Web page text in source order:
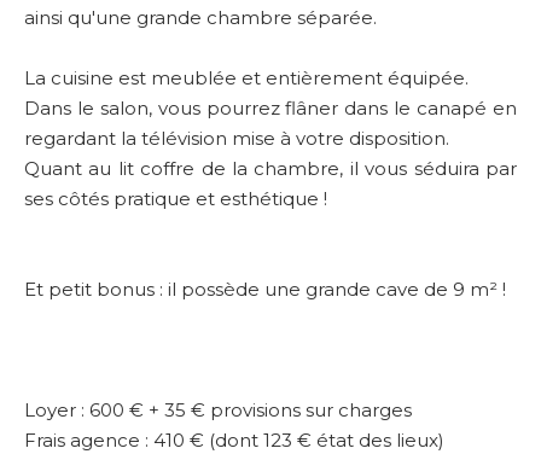
ainsi qu'une grande chambre séparée.
La cuisine est meublée et entièrement équipée.
Dans le salon, vous pourrez flâner dans le canapé en
regardant la télévision mise à votre disposition.
Quant au lit coffre de la chambre, il vous séduira par
ses côtés pratique et esthétique !
Et petit bonus : il possède une grande cave de 9 m² !
Loyer : 600 € + 35 € provisions sur charges
Frais agence : 410 € (dont 123 € état des lieux)